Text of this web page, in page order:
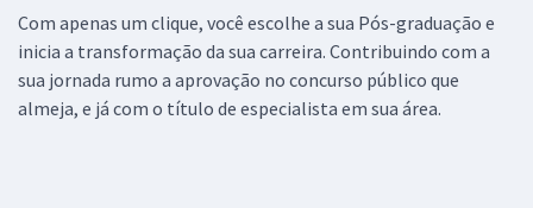
Com apenas um clique, você escolhe a sua Pós-graduação e
inicia a transformação da sua carreira. Contribuindo com a
sua jornada rumo a aprovação no concurso público que
almeja, e já com o título de especialista em sua área.